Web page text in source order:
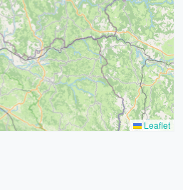
5
20
10
Leaflet